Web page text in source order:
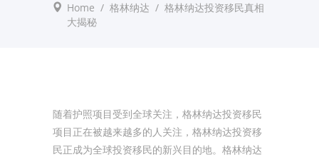
Home / 格林纳达 / 格林纳达投资移民真相
大揭秘
随着护照项目受到全球关注，格林纳达投资移民
项目正在被越来越多的人关注，格林纳达投资移
民正成为全球投资移民的新兴目的地。格林纳达